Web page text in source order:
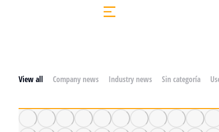
View all Company news Industry news Sin categoría